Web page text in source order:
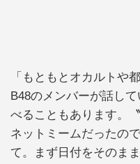
「もともとオカルトや
B48のメンバーが話し
べることもあります。
ネットミームだったの
て。まず日付をそのま